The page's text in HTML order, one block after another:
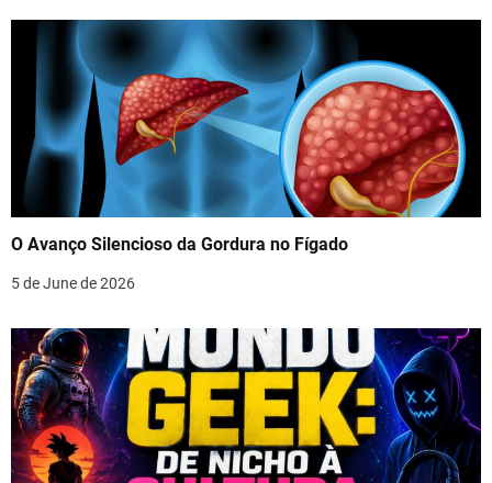
O Avanço Silencioso da Gordura no Fígado
5 de June de 2026